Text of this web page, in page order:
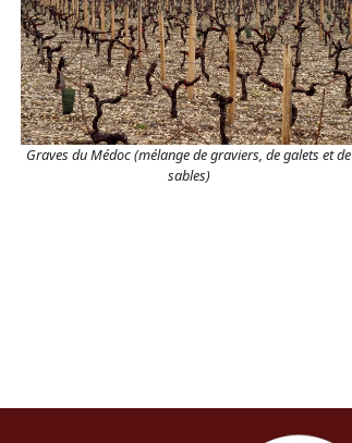
Graves du Médoc (mélange de graviers, de galets et de
sables)